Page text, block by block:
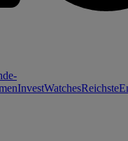
InvestWatchesReichste